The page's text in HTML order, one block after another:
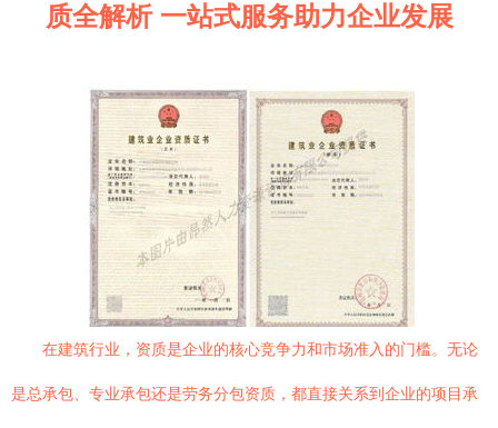
质全解析 一站式服务助力企业发展
在建筑行业，资质是企业的核心竞争力和市场准入的门槛。无论
是总承包、专业承包还是劳务分包资质，都直接关系到企业的项目承